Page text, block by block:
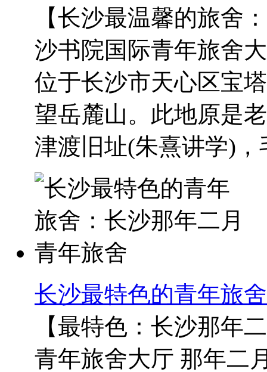
【长沙最温馨的旅舍
沙书院国际青年旅舍
位于长沙市天心区宝
望岳麓山。此地原是
津渡旧址(朱熹讲学)，
长沙最特色的青年旅
【最特色：长沙那年
青年旅舍大厅 那年二